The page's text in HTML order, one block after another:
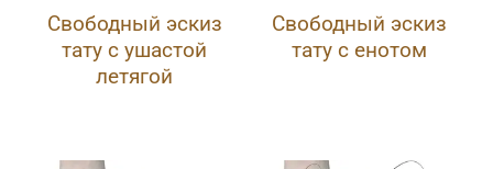
Свободный эскиз
тату с ушастой
летягой
Свободный эскиз
тату с енотом